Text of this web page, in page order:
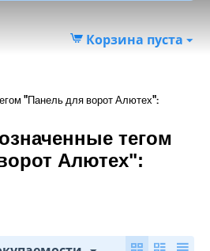
Корзина пуста
"Панель для ворот Алютех":
тегом
Алютех":